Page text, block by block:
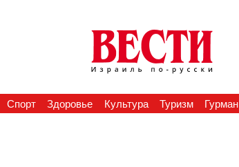
Спорт Здоровье Культура Туризм Гурман